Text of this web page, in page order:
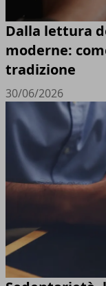
Dalla lettura
moderne:
tradizione
30/06/2026